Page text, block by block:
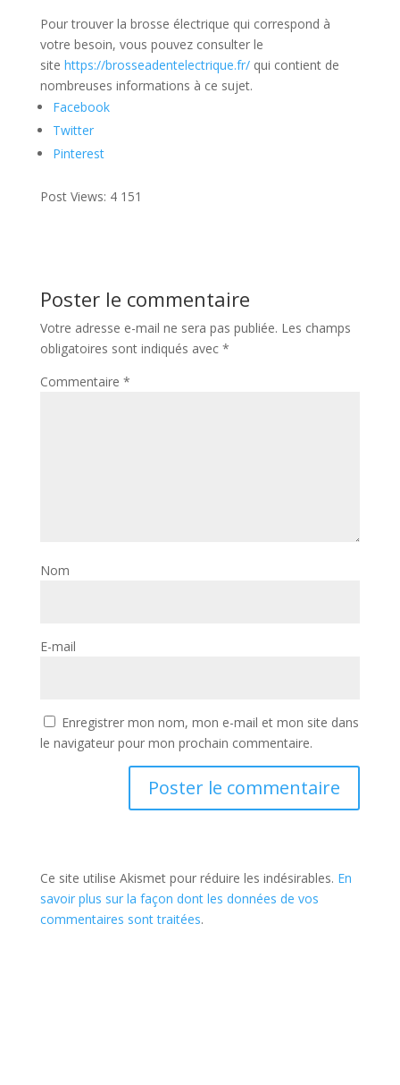
Pour trouver la brosse électrique qui correspond à
votre besoin, vous pouvez consulter le
site https://brosseadentelectrique.fr/qui contient de
nombreuses informations à ce sujet.
Facebook
Twitter
Pinterest
Post Views: 4 151
Poster le commentaire
Votre adresse e-mail ne sera pas publiée. Les champs
obligatoires sont indiqués avec *
Commentaire *
Nom
E-mail
Enregistrer mon nom, mon e-mail et mon site dans
le navigateur pour mon prochain commentaire.
Ce site utilise Akismet pour réduire les indésirables. En
savoir plus sur la façon dont les données de vos
commentaires sont traitées.